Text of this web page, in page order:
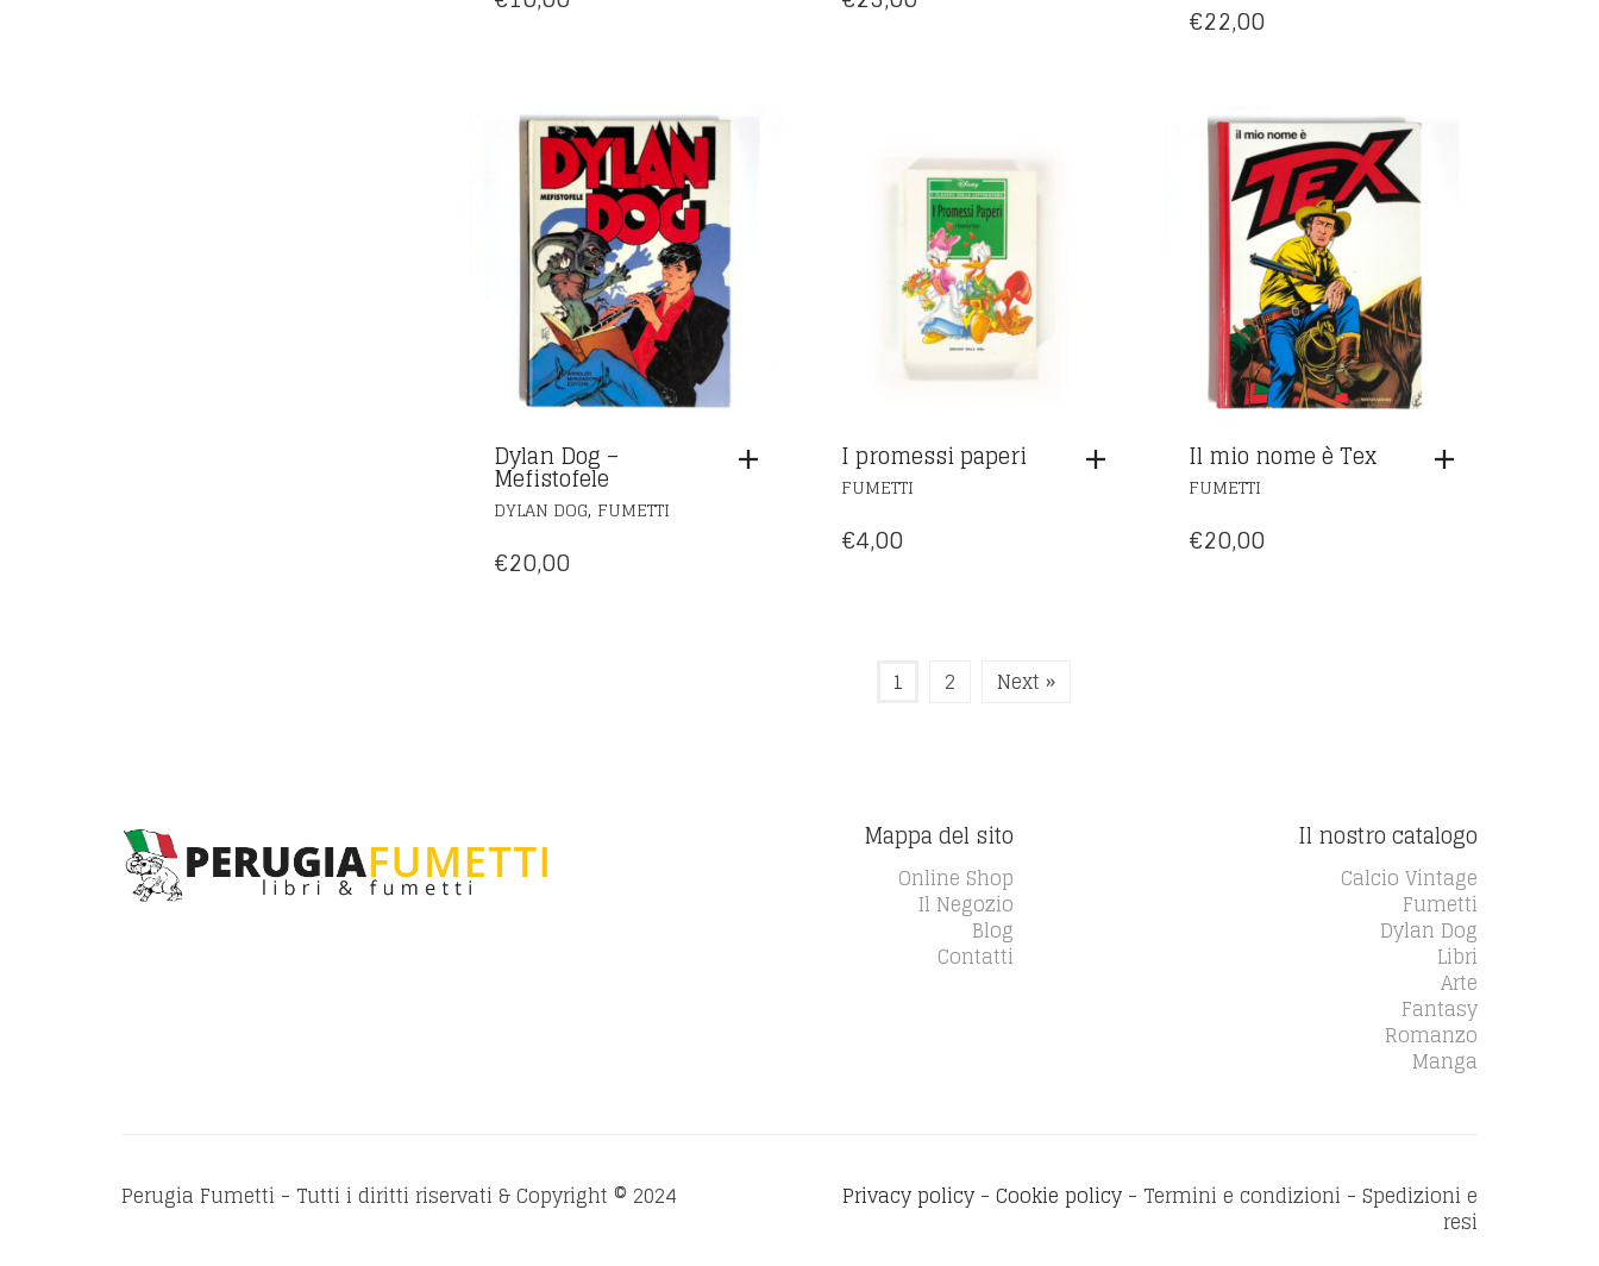
€22,00
Dylan Dog –
Mefistofele
DYLAN DOG, FUMETTI
€20,00
I promessi paperi
FUMETTI
€4,00
Il mio nome è Tex
FUMETTI
€20,00
1 2 Next »
Mappa del sito
Online Shop
Il Negozio
Blog
Contatti
Il nostro catalogo
Calcio Vintage
Fumetti
Dylan Dog
Libri
Arte
Fantasy
Romanzo
Manga
Perugia Fumetti - Tutti i diritti riservati & Copyright © 2024 Privacy policy - Cookie policy - Termini e condizioni - Spedizioni e
resi